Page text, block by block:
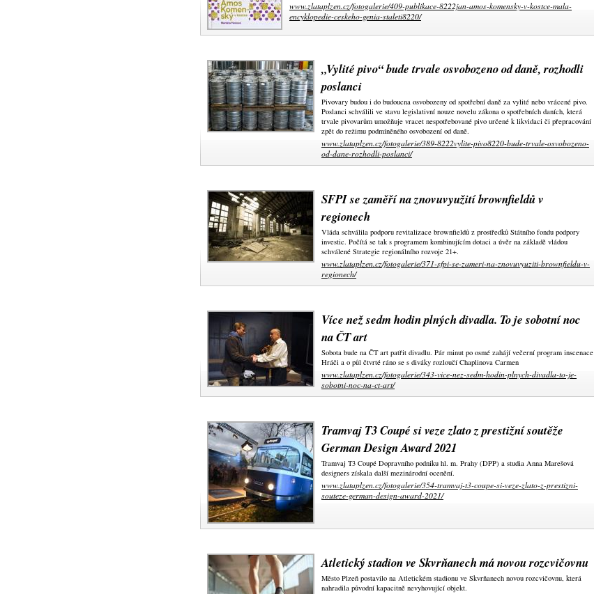
www.zlataplzen.cz/fotogalerie/409-publikace-8222jan-amos-komensky-v-kostce-mala-
encyklopedie-ceskeho-genia-staleti8220/
„Vylité pivo“ bude trvale osvobozeno od daně, rozhodli
poslanci
Pivovary budou i do budoucna osvobozeny od spotřební daně za vylité nebo vrácené pivo.
Poslanci schválili ve stavu legislativní nouze novelu zákona o spotřebních daních, která
trvale pivovarům umožňuje vracet nespotřebované pivo určené k likvidaci či přepracování
zpět do režimu podmíněného osvobození od daně.
www.zlataplzen.cz/fotogalerie/389-8222vylite-pivo8220-bude-trvale-osvobozeno-
od-dane-rozhodli-poslanci/
SFPI se zaměří na znovuvyužití brownfieldů v
regionech
Vláda schválila podporu revitalizace brownfieldů z prostředků Státního fondu podpory
investic. Počítá se tak s programem kombinujícím dotaci a úvěr na základě vládou
schválené Strategie regionálního rozvoje 21+.
www.zlataplzen.cz/fotogalerie/371-sfpi-se-zameri-na-znovuvyuziti-brownfieldu-v-
regionech/
Více než sedm hodin plných divadla. To je sobotní noc
na ČT art
Sobota bude na ČT art patřit divadlu. Pár minut po osmé zahájí večerní program inscenace
Hráči a o půl čtvrté ráno se s diváky rozloučí Chaplinova Carmen
www.zlataplzen.cz/fotogalerie/343-vice-nez-sedm-hodin-plnych-divadla-to-je-
sobotni-noc-na-ct-art/
Tramvaj T3 Coupé si veze zlato z prestižní soutěže
German Design Award 2021
Tramvaj T3 Coupé Dopravního podniku hl. m. Prahy (DPP) a studia Anna Marešová
designers získala další mezinárodní ocenění.
www.zlataplzen.cz/fotogalerie/354-tramvaj-t3-coupe-si-veze-zlato-z-prestizni-
souteze-german-design-award-2021/
Atletický stadion ve Skvrňanech má novou rozcvičovnu
Město Plzeň postavilo na Atletickém stadionu ve Skvrňanech novou rozcvičovnu, která
nahradila původní kapacitně nevyhovující objekt.